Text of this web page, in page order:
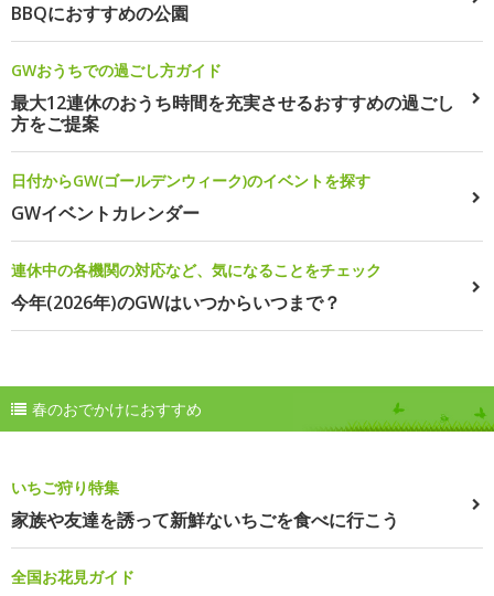
BBQにおすすめの公園
GWおうちでの過ごし方ガイド
最大12連休のおうち時間を充実させるおすすめの過ごし
方をご提案
日付からGW(ゴールデンウィーク)のイベントを探す
GWイベントカレンダー
連休中の各機関の対応など、気になることをチェック
今年(2026年)のGWはいつからいつまで？
春のおでかけにおすすめ
いちご狩り特集
家族や友達を誘って新鮮ないちごを食べに行こう
全国お花見ガイド